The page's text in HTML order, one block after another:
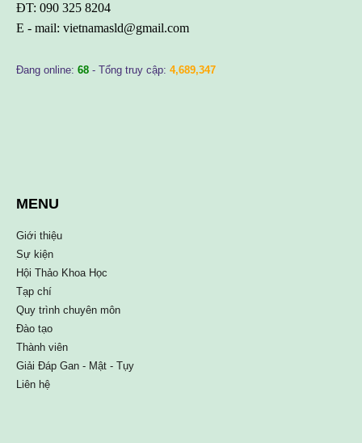
ĐT: 090 325 8204
E - mail: vietnamasld@gmail.com
Đang online: 68 - Tổng truy cập: 4,689,347
MENU
Giới thiệu
Sự kiện
Hội Thảo Khoa Học
Tạp chí
Quy trình chuyên môn
Đào tạo
Thành viên
Giải Đáp Gan - Mật - Tụy
Liên hệ